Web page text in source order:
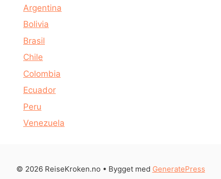
Argentina
Bolivia
Brasil
Chile
Colombia
Ecuador
Peru
Venezuela
© 2026 ReiseKroken.no • Bygget med GeneratePress